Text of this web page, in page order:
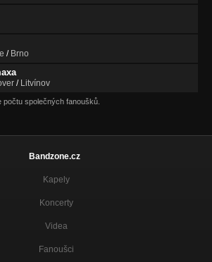
/ Brno
/ Litvínov
počtu společných fanoušků.
Bandzone.cz
Kapely
Koncerty
Videa
Fanoušci